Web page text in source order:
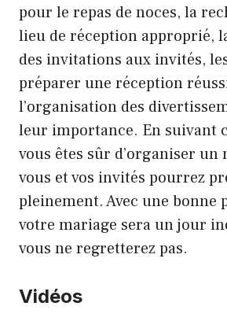
pour le repas de noces, la
lieu de réception approprié,
des invitations aux invités,
préparer une réception
l’organisation des
leur importance. En suivant
vous êtes sûr d’organiser un
vous et vos invités pourrez
pleinement. Avec une bonne
votre mariage sera un jour
vous ne regretterez pas.
Vidéos